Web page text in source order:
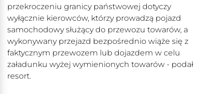
przekroczeniu granicy państwowej dotyczy
wyłącznie kierowców, którzy prowadzą pojazd
samochodowy służący do przewozu towarów, a
wykonywany przejazd bezpośrednio wiąże się z
faktycznym przewozem lub dojazdem w celu
załadunku wyżej wymienionych towarów - podał
resort.